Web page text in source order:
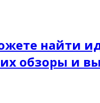
найти
обзоры и